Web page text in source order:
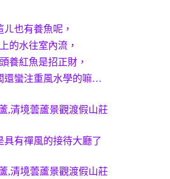
ㄦ也有養魚呢，
的水往室內流，
養紅魚是招正財，
還蠻注重風水學的嘛…
具有禪風的接待大廳了